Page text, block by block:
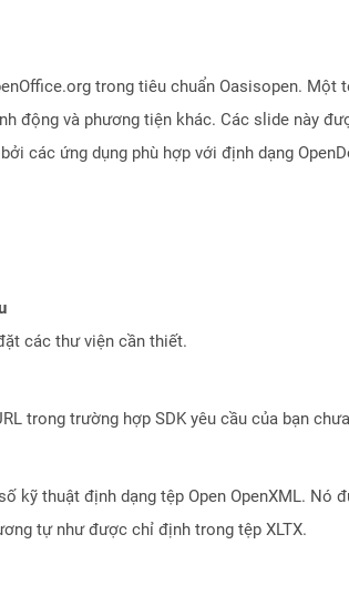
trong tiêu chuẩn Oasisopen. Một
động và phương tiện khác. Các slide này
các ứng dụng phù hợp với định dạng
các thư viện cần thiết.
trong trường hợp SDK yêu cầu của bạn
kỹ thuật định dạng tệp Open OpenXML. Nó
tự như được chỉ định trong tệp XLTX.